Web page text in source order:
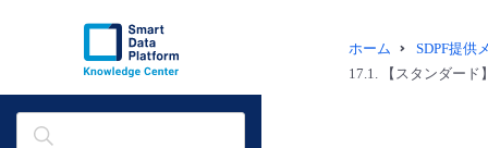
ホーム SDPF提供
17.1.
【スタンダー